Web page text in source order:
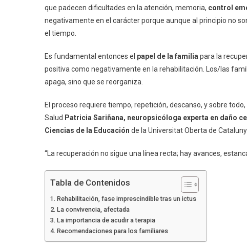
que padecen dificultades en la atención, memoria, control
negativamente en el carácter porque aunque al principio no
el tiempo.
Es fundamental entonces el papel de la familia para la
positiva como negativamente en la rehabilitación. Los/las
apaga, sino que se reorganiza.
El proceso requiere tiempo, repetición, descanso, y sobre
Salud Patricia Sariñana, neuropsicóloga experta en daño
Ciencias de la Educación de la Universitat Oberta de
“La recuperación no sigue una línea recta; hay avances,
Tabla de Contenidos
Rehabilitación, fase imprescindible tras un ictus
La convivencia, afectada
La importancia de acudir a terapia
Recomendaciones para los familiares